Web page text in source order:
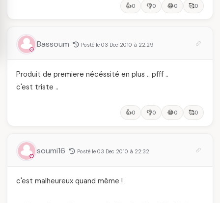
👍0 👎0 😂0 🥰0
Bassoum Posté le 03 Dec 2010 à 22:29
Produit de premiere nécéssité en plus .. pfff ..
c'est triste ..
👍0 👎0 😂0 🥰0
soumi16 Posté le 03 Dec 2010 à 22:32
c'est malheureux quand même !